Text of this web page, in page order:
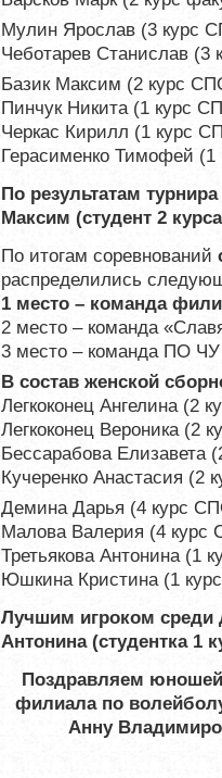
Мулин Ярослав (3 курс
Чеботарев Станислав (3
Базик Максим (2 курс
Пинчук Никита (1 курс
Черкас Кирилл (1 курс
Герасименко Тимофей
По результатам
Максим (студент 2
По итогам соревнований
распределились
1 место – команда
2 место – команда
3 место – команда ПО ЧУ
В состав женской
Легкоконец Ангелина (2
Легкоконец Вероника (2
Бессарабова Елизавета
Кучеренко Анастасия (2
Демина Дарья (4 курс
Малова Валерия (4 курс
Третьякова Антонина (1
Юшкина Кристина (1
Лучшим игроком среди
Антонина (студентка 1
Поздравляем
филиала по
Анну